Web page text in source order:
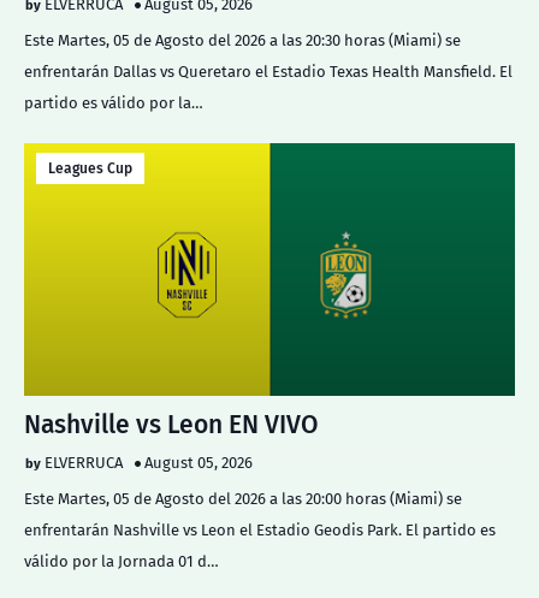
ELVERRUCA
August 05, 2026
Este Martes, 05 de Agosto del 2026 a las 20:30 horas (Miami) se
enfrentarán Dallas vs Queretaro el Estadio Texas Health Mansfield. El
partido es válido por la…
Leagues Cup
Nashville vs Leon EN VIVO
ELVERRUCA
August 05, 2026
Este Martes, 05 de Agosto del 2026 a las 20:00 horas (Miami) se
enfrentarán Nashville vs Leon el Estadio Geodis Park. El partido es
válido por la Jornada 01 d…